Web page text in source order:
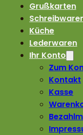
Grußkarten
Küche
Lederwaren
Ihr Konto
Zum
Kontakt
Kasse